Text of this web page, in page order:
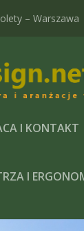
– Warszawa
I KONTAKT
I